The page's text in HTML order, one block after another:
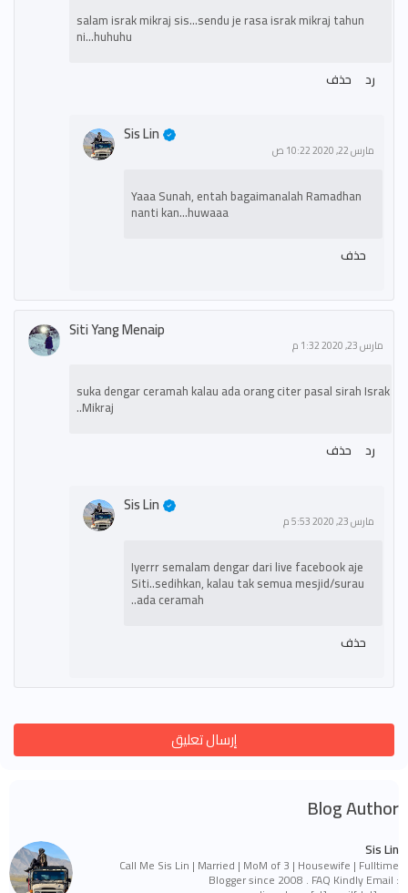
salam israk mikraj sis...sendu je rasa israk mikraj tahun
ni...huhuhu
رد
حذف
Sis Lin
مارس 22, 2020 10:22 ص
Yaaa Sunah, entah bagaimanalah Ramadhan
nanti kan...huwaaa
حذف
Siti Yang Menaip
مارس 23, 2020 1:32 م
suka dengar ceramah kalau ada orang citer pasal sirah Israk
Mikraj..
رد
حذف
Sis Lin
مارس 23, 2020 5:53 م
Iyerrr semalam dengar dari live facebook aje
Siti..sedihkan, kalau tak semua mesjid/surau
ada ceramah..
حذف
إرسال تعليق
Blog Author
Sis Lin
Call Me Sis Lin | Married | MoM of 3 | Housewife | Fulltime
Blogger since 2008 . FAQ Kindly Email :